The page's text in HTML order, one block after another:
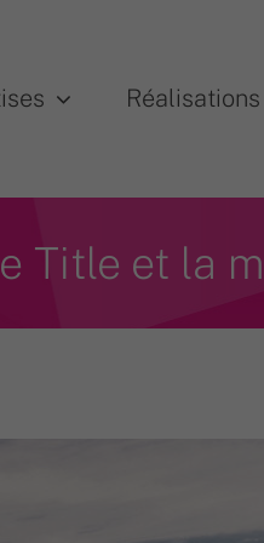
Réalisations
Title et la